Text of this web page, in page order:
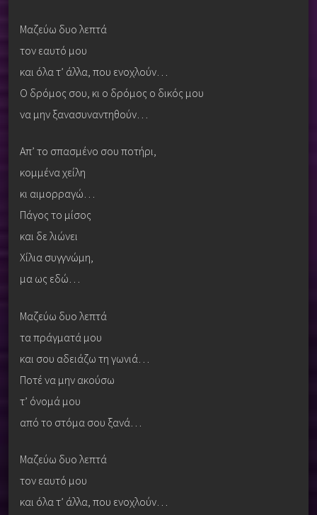
Μαζεύω δυο λεπτά
τον εαυτό μου
και όλα τ’ άλλα, που ενοχλούν…
Ο δρόμος σου, κι ο δρόμος ο δικός μου
να μην ξανασυναντηθούν…
Απ’ το σπασμένο σου ποτήρι,
κομμένα χείλη
κι αιμορραγώ…
Πάγος το μίσος
και δε λιώνει
Χίλια συγγνώμη,
μα ως εδώ…
Μαζεύω δυο λεπτά
τα πράγματά μου
και σου αδειάζω τη γωνιά…
Ποτέ να μην ακούσω
τ’ όνομά μου
από το στόμα σου ξανά…
Μαζεύω δυο λεπτά
τον εαυτό μου
και όλα τ’ άλλα, που ενοχλούν…